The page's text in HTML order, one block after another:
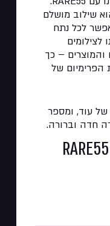
שילוב מושלם
לכל נתח
לצילומים
והמוצרים – כך
של
עוד, ומספר